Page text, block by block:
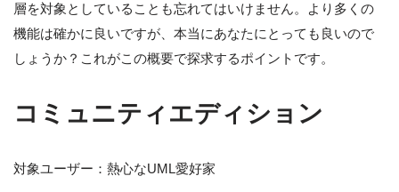
層を対象としていることも忘れてはいけません。より多くの
機能は確かに良いですが、本当にあなたにとっても良いので
しょうか？これがこの概要で探求するポイントです。
コミュニティエディション
対象ユーザー：熱心なUML愛好家